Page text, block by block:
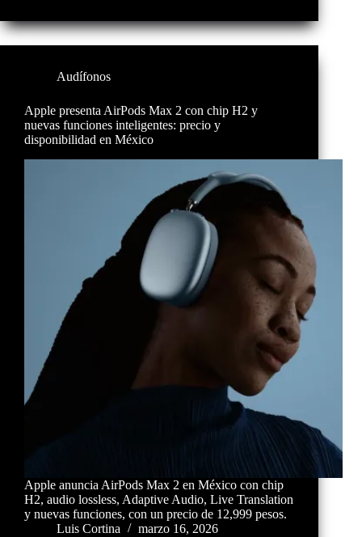
Audífonos
Apple presenta AirPods Max 2 con chip H2 y
nuevas funciones inteligentes: precio y
disponibilidad en México
Apple anuncia AirPods Max 2 en México con chip
H2, audio lossless, Adaptive Audio, Live Translation
y nuevas funciones, con un precio de 12,999 pesos.
Luis Cortina
marzo 16, 2026